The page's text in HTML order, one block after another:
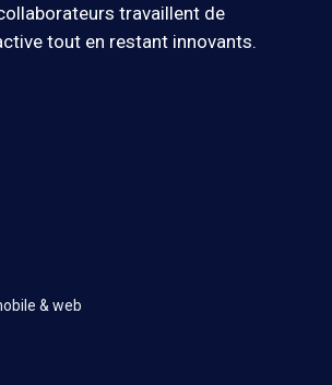
travaillent de
tout en restant innovants.
& web